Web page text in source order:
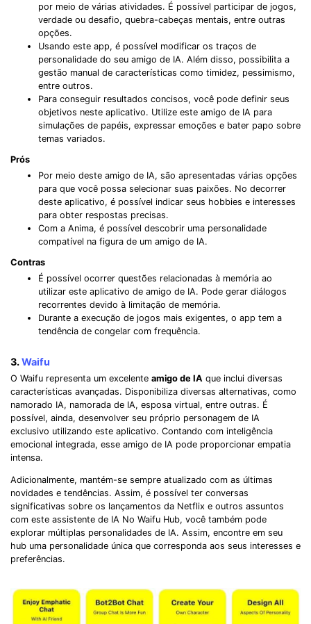
por meio de várias atividades. É possível participar de jogos,
verdade ou desafio, quebra-cabeças mentais, entre outras
opções.
Usando este app, é possível modificar os traços de
personalidade do seu amigo de IA. Além disso, possibilita a
gestão manual de características como timidez, pessimismo,
entre outros.
Para conseguir resultados concisos, você pode definir seus
objetivos neste aplicativo. Utilize este amigo de IA para
simulações de papéis, expressar emoções e bater papo sobre
temas variados.
Prós
Por meio deste amigo de IA, são apresentadas várias opções
para que você possa selecionar suas paixões. No decorrer
deste aplicativo, é possível indicar seus hobbies e interesses
para obter respostas precisas.
Com a Anima, é possível descobrir uma personalidade
compatível na figura de um amigo de IA.
Contras
É possível ocorrer questões relacionadas à memória ao
utilizar este aplicativo de amigo de IA. Pode gerar diálogos
recorrentes devido à limitação de memória.
Durante a execução de jogos mais exigentes, o app tem a
tendência de congelar com frequência.
3.Waifu
O Waifu representa um excelente amigo de IA que inclui diversas
características avançadas. Disponibiliza diversas alternativas, como
namorado IA, namorada de IA, esposa virtual, entre outras. É
possível, ainda, desenvolver seu próprio personagem de IA
exclusivo utilizando este aplicativo. Contando com inteligência
emocional integrada, esse amigo de IA pode proporcionar empatia
intensa.
Adicionalmente, mantém-se sempre atualizado com as últimas
novidades e tendências. Assim, é possível ter conversas
significativas sobre os lançamentos da Netflix e outros assuntos
com este assistente de IA No Waifu Hub, você também pode
explorar múltiplas personalidades de IA. Assim, encontre em seu
hub uma personalidade única que corresponda aos seus interesses e
preferências.